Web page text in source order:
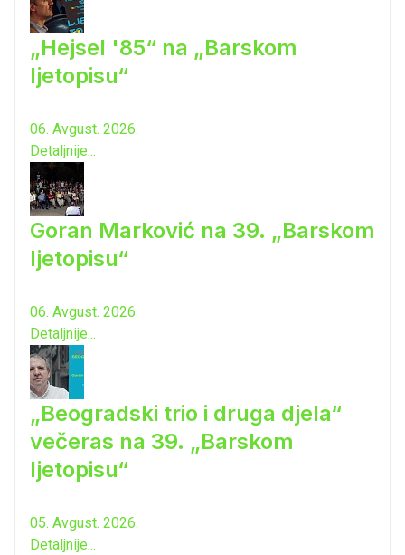
„Hejsel '85“ na „Barskom
ljetopisu“
06. Avgust. 2026.
Detaljnije...
Goran Marković na 39. „Barskom
ljetopisu“
06. Avgust. 2026.
Detaljnije...
„Beogradski trio i druga djela“
večeras na 39. „Barskom
ljetopisu“
05. Avgust. 2026.
Detaljnije...